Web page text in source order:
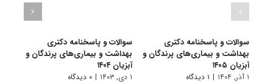
سوالات و پاسخنامه دکتری
بهداشت و بیماری‌های پرندگان و
آبزیان ۱۴۰۵
۱ آذر, ۱۴۰۴ | ۱ دیدگاه
سوالات و پاسخنامه دکتری
بهداشت و بیماری‌های پرندگان و
آبزیان ۱۴۰۴
۱ دی, ۱۴۰۳ | ۰ دیدگاه